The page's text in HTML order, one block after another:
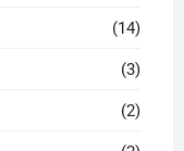
(14)
(3)
(2)